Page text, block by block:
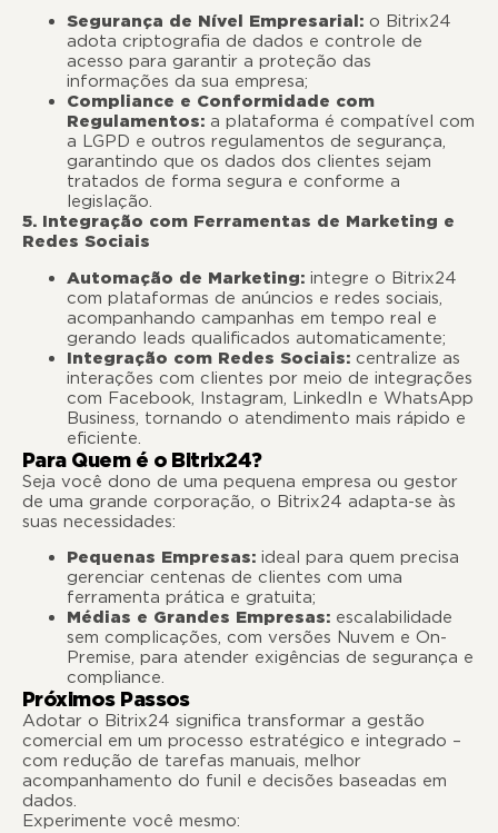
Segurança de Nível Empresarial: o Bitrix24
adota criptografia de dados e controle de
acesso para garantir a proteção das
informações da sua empresa;
Compliance e Conformidade com
Regulamentos: a plataforma é compatível com
a LGPD e outros regulamentos de segurança,
garantindo que os dados dos clientes sejam
tratados de forma segura e conforme a
legislação.
5. Integração com Ferramentas de Marketing e
Redes Sociais
Automação de Marketing: integre o Bitrix24
com plataformas de anúncios e redes sociais,
acompanhando campanhas em tempo real e
gerando leads qualificados automaticamente;
Integração com Redes Sociais: centralize as
interações com clientes por meio de integrações
com Facebook, Instagram, LinkedIn e WhatsApp
Business, tornando o atendimento mais rápido e
eficiente.
Para Quem é o Bitrix24?
Seja você dono de uma pequena empresa ou gestor
de uma grande corporação, o Bitrix24 adapta-se às
suas necessidades:
Pequenas Empresas: ideal para quem precisa
gerenciar centenas de clientes com uma
ferramenta prática e gratuita;
Médias e Grandes Empresas: escalabilidade
sem complicações, com versões Nuvem e On-
Premise, para atender exigências de segurança e
compliance.
Próximos Passos
Adotar o Bitrix24 significa transformar a gestão
comercial em um processo estratégico e integrado –
com redução de tarefas manuais, melhor
acompanhamento do funil e decisões baseadas em
dados.
Experimente você mesmo: